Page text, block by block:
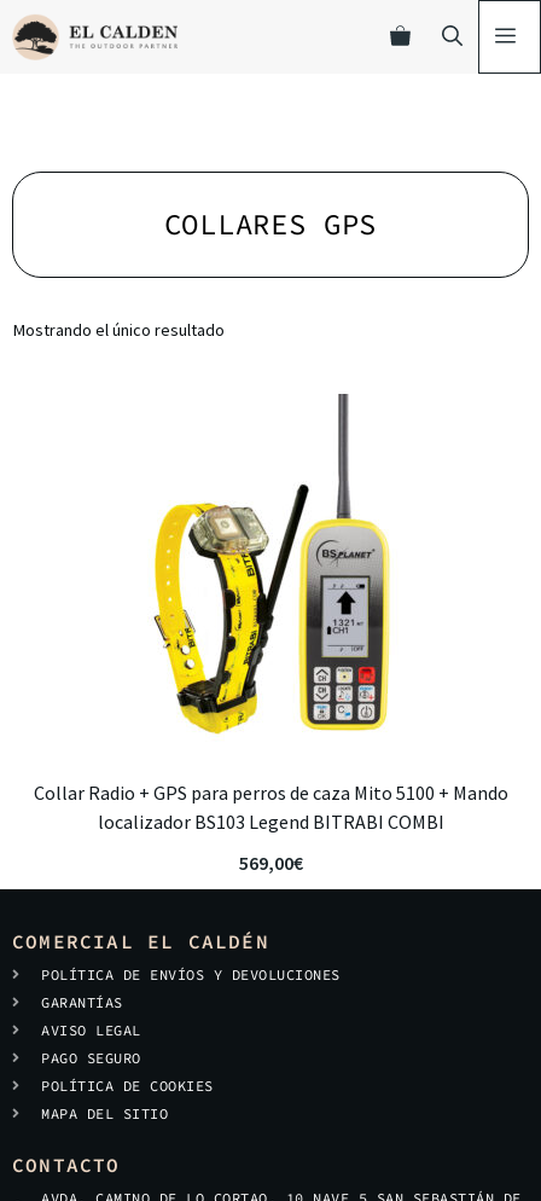
COLLARES GPS
Mostrando el único resultado
Collar Radio + GPS para perros de caza Mito 5100 + Mando
localizador BS103 Legend BITRABI COMBI
569,00€
COMERCIAL EL CALDÉN
POLÍTICA DE ENVÍOS Y DEVOLUCIONES
GARANTÍAS
AVISO LEGAL
PAGO SEGURO
POLÍTICA DE COOKIES
MAPA DEL SITIO
CONTACTO